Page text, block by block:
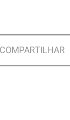
COMPARTILHAR